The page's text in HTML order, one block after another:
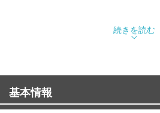
・A5ランク黒毛和牛のヒレとフォ
続きを読む
基本情報